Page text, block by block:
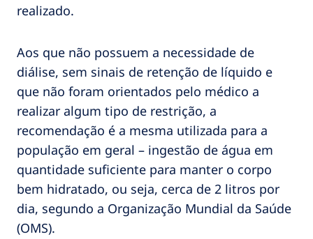
realizado.
Aos que não possuem a necessidade de
diálise, sem sinais de retenção de líquido e
que não foram orientados pelo médico a
realizar algum tipo de restrição, a
recomendação é a mesma utilizada para a
população em geral – ingestão de água em
quantidade suficiente para manter o corpo
bem hidratado, ou seja, cerca de 2 litros por
dia, segundo a Organização Mundial da Saúde
(OMS).